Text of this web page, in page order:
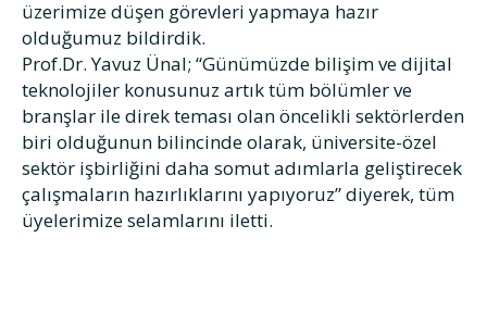
üzerimize düşen görevleri yapmaya hazır
olduğumuz bildirdik.
Prof.Dr. Yavuz Ünal; “Günümüzde bilişim ve dijital
teknolojiler konusunuz artık tüm bölümler ve
branşlar ile direk teması olan öncelikli sektörlerden
biri olduğunun bilincinde olarak, üniversite-özel
sektör işbirliğini daha somut adımlarla geliştirecek
çalışmaların hazırlıklarını yapıyoruz” diyerek, tüm
üyelerimize selamlarını iletti.